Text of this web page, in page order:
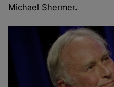
Michael Shermer.